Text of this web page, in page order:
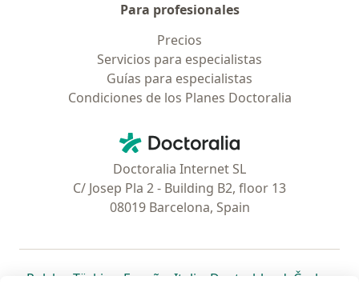
Para profesionales
Precios
Servicios para especialistas
Guías para especialistas
Condiciones de los Planes Doctoralia
Doctoralia - Página de inicio
Doctoralia Internet SL
C/ Josep Pla 2 - Building B2, floor 13
08019 Barcelona, Spain
Polska se abre en una nueva pestaña
Türkiye se abre en una nueva pestaña
España se abre en una nueva pestaña
Italia se abre en una nueva
Deutschlandse abre en
Česko